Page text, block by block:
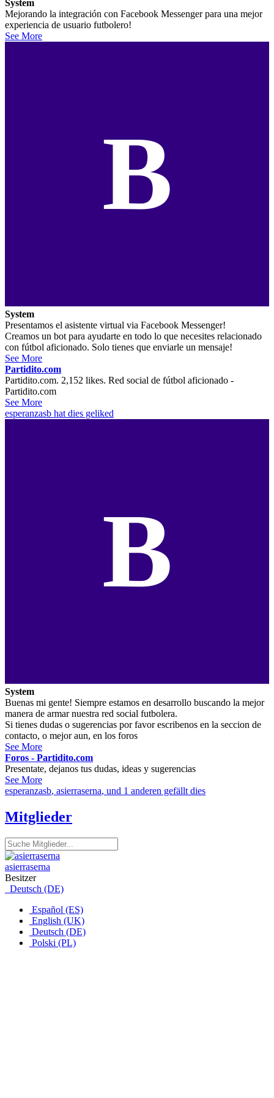
System
Mejorando la integración con Facebook Messenger para una mejor
experiencia de usuario futbolero!
See More
B
System
Presentamos el asistente virtual via Facebook Messenger!
Creamos un bot para ayudarte en todo lo que necesites relacionado
con fútbol aficionado. Solo tienes que enviarle un mensaje!
See More
Partidito.com
Partidito.com. 2,152 likes. Red social de fútbol aficionado -
Partidito.com
See More
esperanzasb hat dies geliked
B
System
Buenas mi gente! Siempre estamos en desarrollo buscando la mejor
manera de armar nuestra red social futbolera.
Si tienes dudas o sugerencias por favor escribenos en la seccion de
contacto, o mejor aun, en los foros
See More
Foros - Partidito.com
Presentate, dejanos tus dudas, ideas y sugerencias
See More
esperanzasb, asierraserna, und 1 anderen gefällt dies
Mitglieder
asierraserna
Besitzer
Deutsch (DE)
Español (ES)
English (UK)
Deutsch (DE)
Polski (PL)